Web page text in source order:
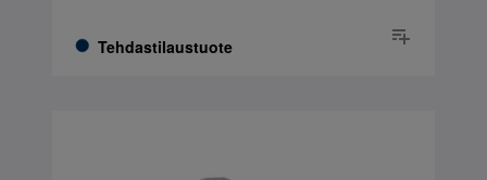
Tehdastilaustuote